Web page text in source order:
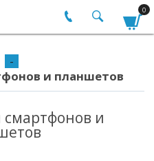
0
-
и планшетов
смартфонов и